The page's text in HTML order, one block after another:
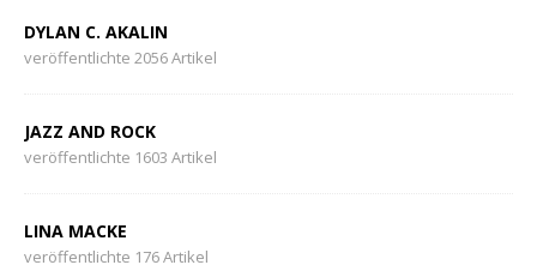
DYLAN C. AKALIN
veröffentlichte 2056 Artikel
JAZZ AND ROCK
veröffentlichte 1603 Artikel
LINA MACKE
veröffentlichte 176 Artikel